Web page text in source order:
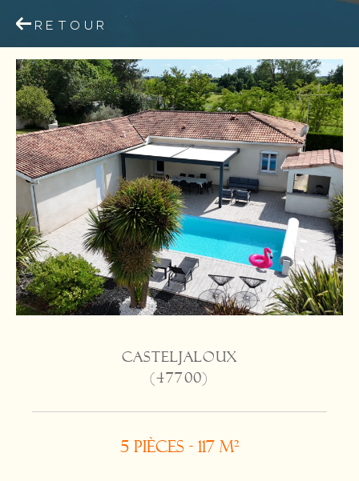
RETOUR
CASTELJALOUX
(47700)
5 pièces - 117 m²